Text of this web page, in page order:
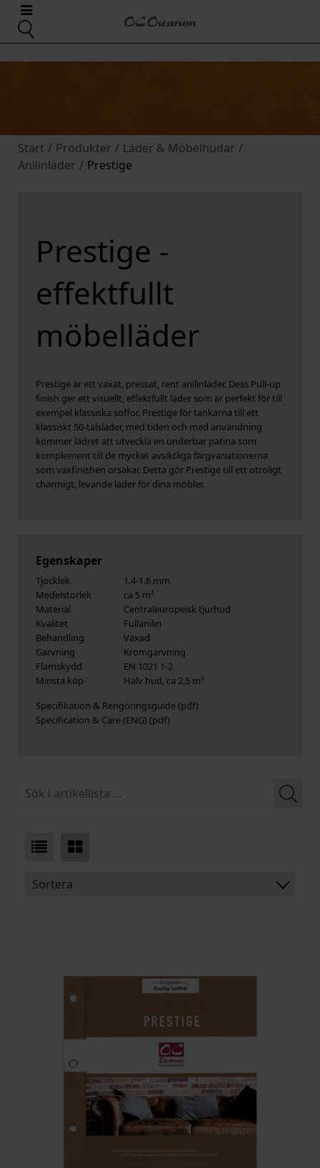
Start / Produkter / Läder & Möbelhudar /
Anilinläder / Prestige
Prestige -
effektfullt
möbelläder
Prestige är ett vaxat, pressat, rent anilinläder. Dess Pull-up
finish ger ett visuellt, effektfullt läder som är perfekt för till
exempel klassiska soffor. Prestige för tankarna till ett
klassiskt 50-talsläder, med tiden och med användning
kommer lädret att utveckla en underbar patina som
komplement till de mycket avsiktliga färgvariationerna
som vaxfinishen orsakar. Detta gör Prestige till ett otroligt
charmigt, levande läder för dina möbler.
Egenskaper
Tjocklek
1.4-1.6 mm
Medelstorlek
ca 5 m²
Material
Centraleuropeisk tjurhud
Kvalitet
Fullanilin
Behandling
Vaxad
Garvning
Kromgarvning
Flamskydd
EN 1021 1-2
Minsta köp
Halv hud, ca 2,5 m²
Specifikation & Rengöringsguide
Specification & Care (ENG)
Sortera
ARTIKELKOD: